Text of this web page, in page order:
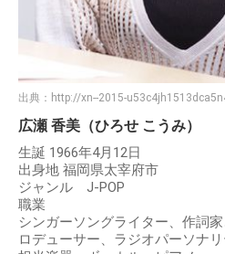
出典： http://xn--2015-
広瀬 香美（ひろせ こうみ）
生誕 1966年4月12日
出身地 福岡県太宰府市
ジャンル J-POP
職業
シンガーソングライター、作詞
ロデューサー、ラジオパーソナ